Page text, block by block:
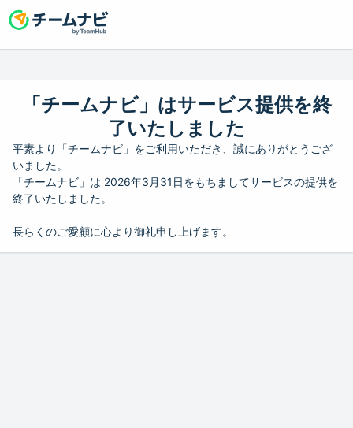
「チームナビ」はサービス提供を終
了いたしました
平素より「チームナビ」をご利用いただき、誠にありがとうござ
いました。
「チームナビ」は 2026年3月31日をもちましてサービスの提供を
終了いたしました。
長らくのご愛顧に心より御礼申し上げます。